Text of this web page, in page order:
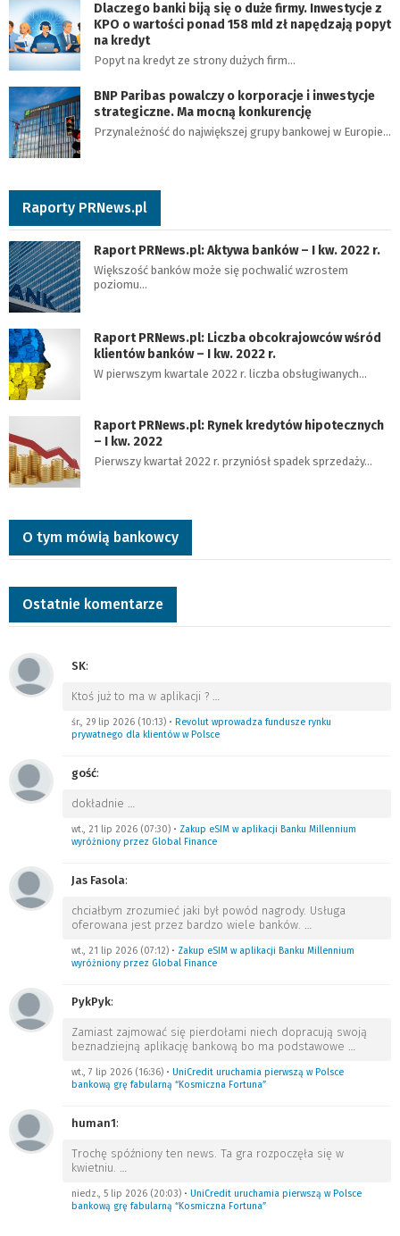
Dlaczego banki biją się o duże firmy. Inwestycje z
KPO o wartości ponad 158 mld zł napędzają popyt
na kredyt
Popyt na kredyt ze strony dużych firm…
BNP Paribas powalczy o korporacje i inwestycje
strategiczne. Ma mocną konkurencję
Przynależność do największej grupy bankowej w Europie…
Raporty PRNews.pl
Raport PRNews.pl: Aktywa banków – I kw. 2022 r.
Większość banków może się pochwalić wzrostem
poziomu…
Raport PRNews.pl: Liczba obcokrajowców wśród
klientów banków – I kw. 2022 r.
W pierwszym kwartale 2022 r. liczba obsługiwanych…
Raport PRNews.pl: Rynek kredytów hipotecznych
– I kw. 2022
Pierwszy kwartał 2022 r. przyniósł spadek sprzedaży…
O tym mówią bankowcy
Ostatnie komentarze
SK:
Ktoś już to ma w aplikacji ? …
śr., 29 lip 2026 (10:13) • Revolut wprowadza fundusze rynku
prywatnego dla klientów w Polsce
gość:
dokładnie …
wt., 21 lip 2026 (07:30) • Zakup eSIM w aplikacji Banku Millennium
wyróżniony przez Global Finance
Jas Fasola:
chciałbym zrozumieć jaki był powód nagrody. Usługa
oferowana jest przez bardzo wiele banków. …
wt., 21 lip 2026 (07:12) • Zakup eSIM w aplikacji Banku Millennium
wyróżniony przez Global Finance
PykPyk:
Zamiast zajmować się pierdołami niech dopracują swoją
beznadziejną aplikację bankową bo ma podstawowe …
wt., 7 lip 2026 (16:36) • UniCredit uruchamia pierwszą w Polsce
bankową grę fabularną “Kosmiczna Fortuna”
human1:
Trochę spóźniony ten news. Ta gra rozpoczęła się w
kwietniu. …
niedz., 5 lip 2026 (20:03) • UniCredit uruchamia pierwszą w Polsce
bankową grę fabularną “Kosmiczna Fortuna”